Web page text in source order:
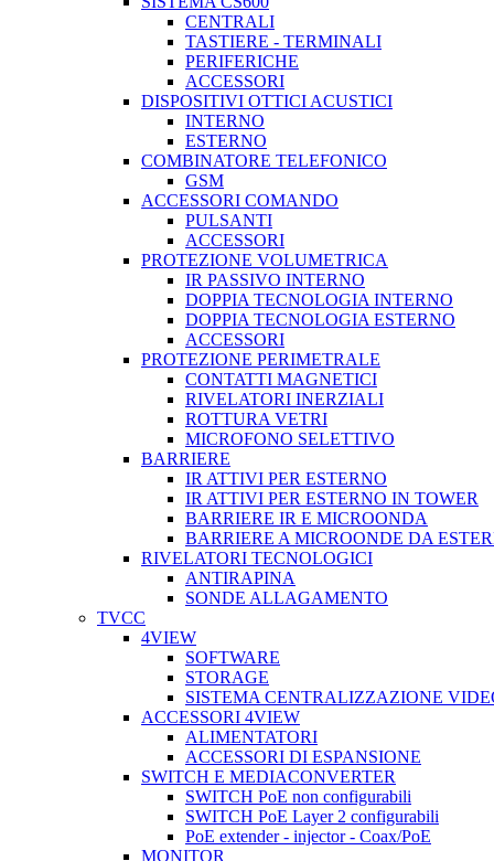
CENTRALI
TASTIERE - TERMINALI
PERIFERICHE
ACCESSORI
DISPOSITIVI OTTICI ACUSTICI
INTERNO
ESTERNO
COMBINATORE TELEFONICO
GSM
ACCESSORI COMANDO
PULSANTI
ACCESSORI
PROTEZIONE VOLUMETRICA
IR PASSIVO INTERNO
DOPPIA TECNOLOGIA INTERNO
DOPPIA TECNOLOGIA ESTERNO
ACCESSORI
PROTEZIONE PERIMETRALE
CONTATTI MAGNETICI
RIVELATORI INERZIALI
ROTTURA VETRI
MICROFONO SELETTIVO
BARRIERE
IR ATTIVI PER ESTERNO
IR ATTIVI PER ESTERNO IN TOWER
BARRIERE IR E MICROONDA
BARRIERE A MICROONDE DA
RIVELATORI TECNOLOGICI
ANTIRAPINA
SONDE ALLAGAMENTO
TVCC
4VIEW
SOFTWARE
STORAGE
SISTEMA CENTRALIZZAZIONE
ACCESSORI 4VIEW
ALIMENTATORI
ACCESSORI DI ESPANSIONE
SWITCH E MEDIACONVERTER
SWITCH PoE non configurabili
SWITCH PoE Layer 2 configurabili
PoE extender - injector - Coax/PoE
MONITOR